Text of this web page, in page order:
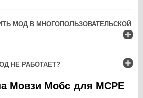
МОД В МНОГОПОЛЬЗОВАТЕЛЬСКОЙ
НЕ РАБОТАЕТ?
Мовзи Мобс для MCPE